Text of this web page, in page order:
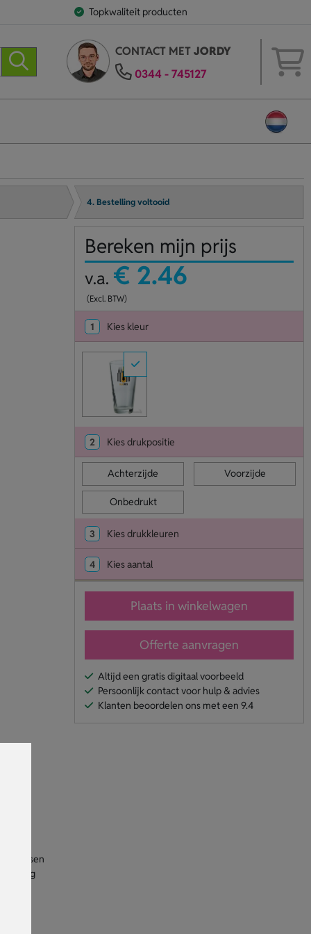
Topkwaliteit producten
CONTACT METJORDY
0344 - 745127
4. Bestelling voltooid
te etsen
nog
Bereken mijn prijs
v.a. € 2.46
(Excl. BTW)
1 Kies kleur
2 Kies drukpositie
Achterzijde Voorzijde
Onbedrukt
3 Kies drukkleuren
4 Kies aantal
Plaats in winkelwagen
Offerte aanvragen
Altijd een gratis digitaal voorbeeld
Persoonlijk contact voor hulp & advies
Klanten beoordelen ons met een 9.4